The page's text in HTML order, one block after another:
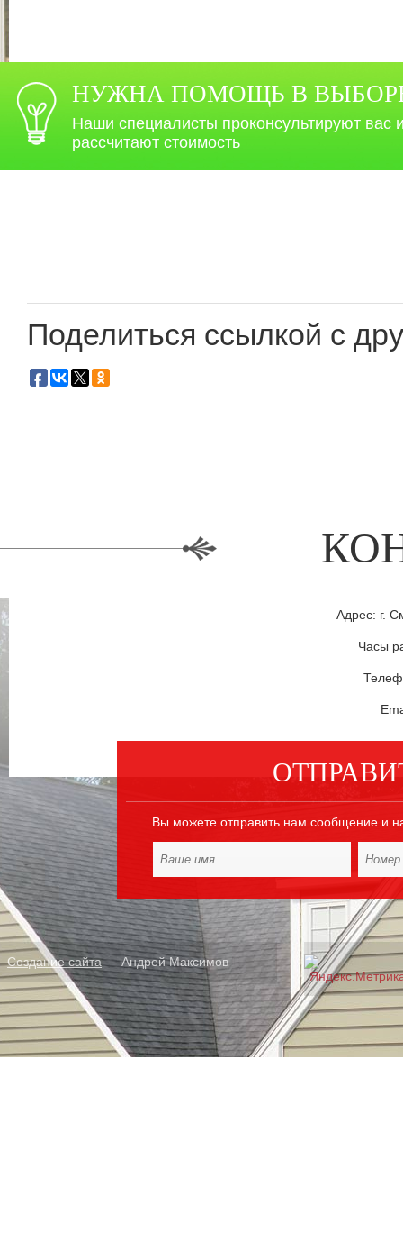
НУЖНА ПОМОЩЬ В
Наши специалисты проконсультируют вас
рассчитают стоимость
Поделиться ссылкой с
Адрес: г.
Часы
Вы можете отправить нам сообщение и
Создание сайта— Андрей Максимов